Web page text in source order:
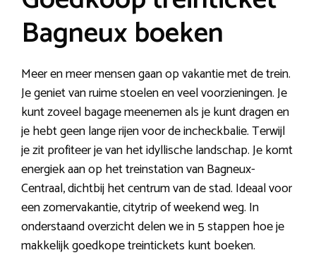
Bagneux boeken
Meer en meer mensen gaan op vakantie met de trein.
Je geniet van ruime stoelen en veel voorzieningen. Je
kunt zoveel bagage meenemen als je kunt dragen en
je hebt geen lange rijen voor de incheckbalie. Terwijl
je zit profiteer je van het idyllische landschap. Je komt
energiek aan op het treinstation van Bagneux-
Centraal, dichtbij het centrum van de stad. Ideaal voor
een zomervakantie, citytrip of weekend weg. In
onderstaand overzicht delen we in 5 stappen hoe je
makkelijk goedkope treintickets kunt boeken.